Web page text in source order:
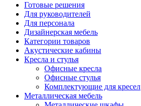
Готовые решения
Для руководителей
Для персонала
Дизайнерская мебель
Категории товаров
Акустические кабины
Кресла и стулья
Офисные кресла
Офисные стулья
Комплектующие для кресел
Металлическая мебель